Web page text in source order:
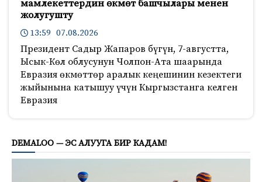
мамлекеттердин өкмөт башчылары менен
жолугушту
13:59 07.08.2026
Президент Садыр Жапаров бүгүн, 7-августта,
Ысык-Көл облусунун Чолпон-Ата шаарында
Евразия өкмөттөр аралык кеңешинин кезектеги
жыйынына катышуу үчүн Кыргызстанга келген
Евразия
DEMALOO — ЭС АЛУУГА БИР КАДАМ!